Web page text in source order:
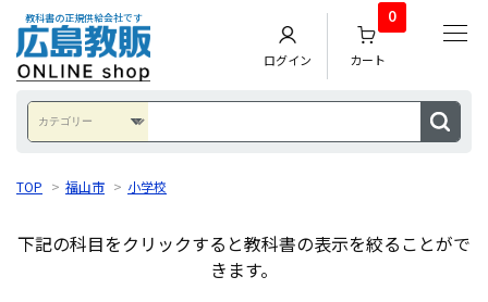
教科書の正規供給会社です
ログイン カート
0
TOP > 福山市 > 小学校
下記の科目をクリックすると教科書の表示を絞ることがで
きます。